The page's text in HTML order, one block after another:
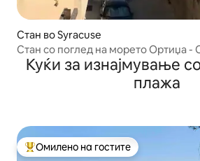
Стан во Syracuse
Стан со поглед на морето Ортиџа -
Куќи за изнајмување
плажа
Меѓу најуспешните „Омилени на
Омилено на гостите